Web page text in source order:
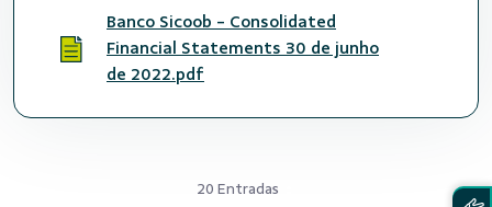
Banco Sicoob - Consolidated
Financial Statements 30 de junho
de 2022.pdf
20 Entradas